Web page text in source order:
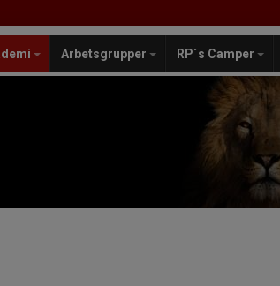
Arbetsgrupper RP´s Camper